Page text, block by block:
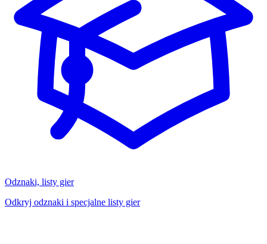
Odznaki, listy gier
Odkryj odznaki i specjalne listy gier